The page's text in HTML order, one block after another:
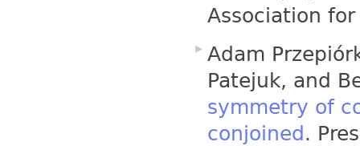
Association
Adam
Patejuk, and
symmetry of
conjoined .